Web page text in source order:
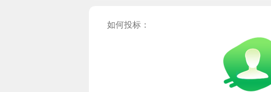
如何投标：